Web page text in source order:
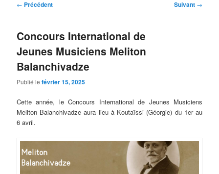
Navigation
← Précédent Suivant →
Concours International de
Jeunes Musiciens Meliton
Balanchivadze
Publié lefévrier 15, 2025
Cette année, le Concours International de Jeunes Musiciens
Meliton Balanchivadze aura lieu à Koutaïssi (Géorgie) du 1er au
6 avril.